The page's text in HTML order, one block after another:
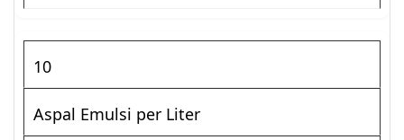
10
Aspal Emulsi per Liter